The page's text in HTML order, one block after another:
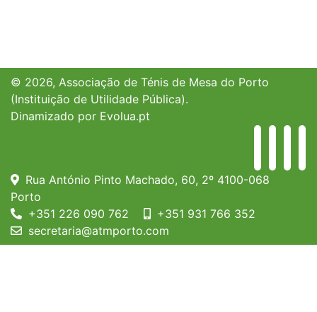
© 2026, Associação de Ténis de Mesa do Porto
(Instituição de Utilidade Pública).
Dinamizado por Evolua.pt
Rua António Pinto Machado, 60, 2º 4100-068
Porto
+351 226 090 762
+351 931 766 352
secretaria@atmporto.com